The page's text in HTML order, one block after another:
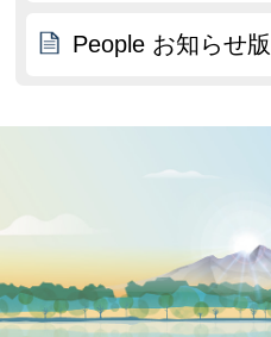
People お知らせ